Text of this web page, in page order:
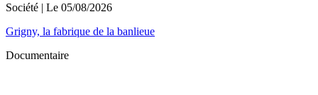
Société | Le 05/08/2026
Grigny, la fabrique de la banlieue
Documentaire